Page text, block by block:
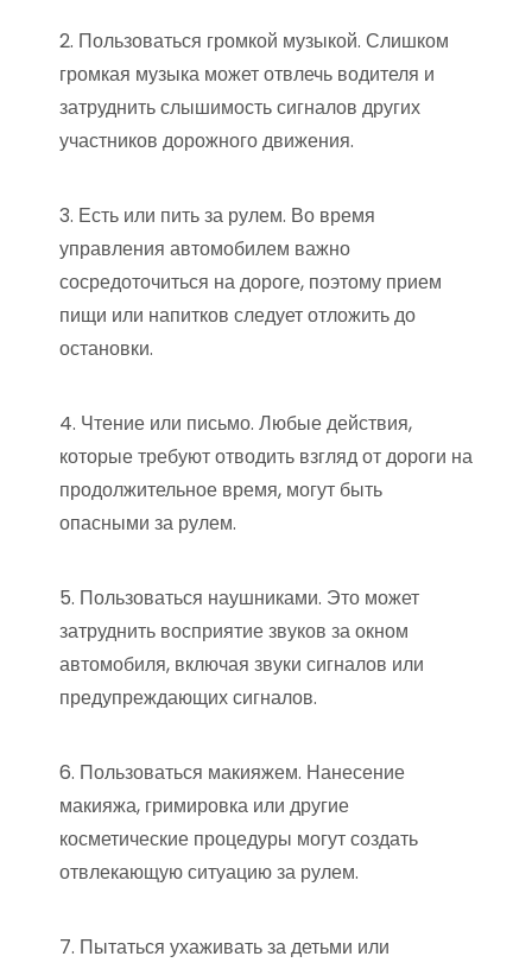
2. Пользоваться громкой музыкой. Слишком
громкая музыка может отвлечь водителя и
затруднить слышимость сигналов других
участников дорожного движения.
3. Есть или пить за рулем. Во время
управления автомобилем важно
сосредоточиться на дороге, поэтому прием
пищи или напитков следует отложить до
остановки.
4. Чтение или письмо. Любые действия,
которые требуют отводить взгляд от дороги на
продолжительное время, могут быть
опасными за рулем.
5. Пользоваться наушниками. Это может
затруднить восприятие звуков за окном
автомобиля, включая звуки сигналов или
предупреждающих сигналов.
6. Пользоваться макияжем. Нанесение
макияжа, гримировка или другие
косметические процедуры могут создать
отвлекающую ситуацию за рулем.
7. Пытаться ухаживать за детьми или